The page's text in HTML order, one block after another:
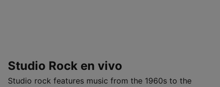
Studio Rock en vivo
Studio rock features music from the 1960s to the